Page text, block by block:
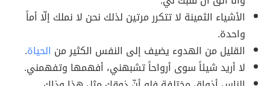
الأشياء الثمينة لا تتكرر مرتين لذلك نحن لا نملك إلّا أماً
واحدة.
القليل من الهدوء يضيف إلى النفس الكثير من الحياة.
لا أريد شيئاً سوى أرواحاً تشبهني، أفهمها وتفهمني.